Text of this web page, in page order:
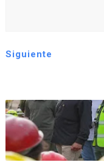
Siguiente